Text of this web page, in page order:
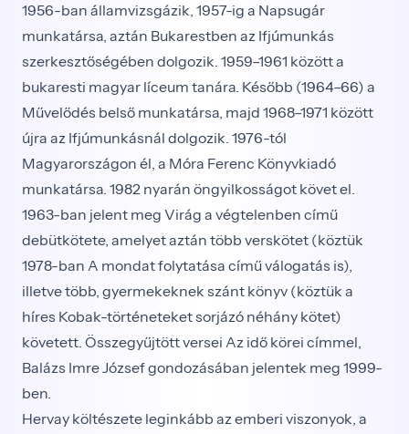
1956-ban államvizsgázik, 1957-ig a Napsugár
munkatársa, aztán Bukarestben az Ifjúmunkás
szerkesztőségében dolgozik. 1959–1961 között a
bukaresti magyar líceum tanára. Később (1964–66) a
Művelődés belső munkatársa, majd 1968–1971 között
újra az Ifjúmunkásnál dolgozik. 1976-tól
Magyarországon él, a Móra Ferenc Könyvkiadó
munkatársa. 1982 nyarán öngyilkosságot követ el.
1963-ban jelent meg Virág a végtelenben című
debütkötete, amelyet aztán több verskötet (köztük
1978-ban A mondat folytatása című válogatás is),
illetve több, gyermekeknek szánt könyv (köztük a
híres Kobak-történeteket sorjázó néhány kötet)
követett. Összegyűjtött versei Az idő körei címmel,
Balázs Imre József gondozásában jelentek meg 1999-
ben.
Hervay költészete leginkább az emberi viszonyok, a